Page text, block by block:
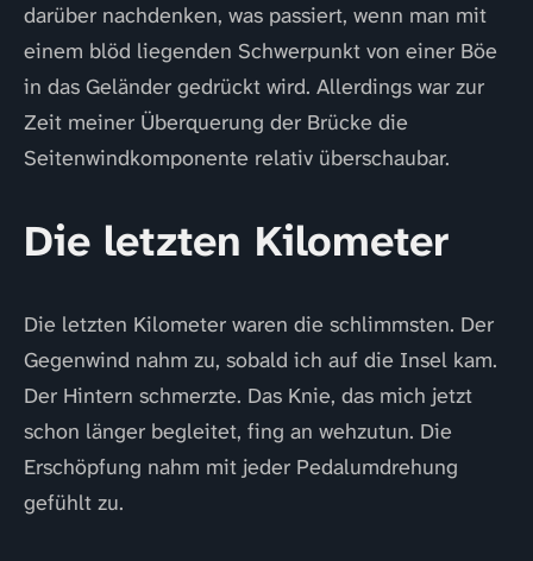
darüber nachdenken, was passiert, wenn man mit
einem blöd liegenden Schwerpunkt von einer Böe
in das Geländer gedrückt wird. Allerdings war zur
Zeit meiner Überquerung der Brücke die
Seitenwindkomponente relativ überschaubar.
Die letzten Kilometer
Die letzten Kilometer waren die schlimmsten. Der
Gegenwind nahm zu, sobald ich auf die Insel kam.
Der Hintern schmerzte. Das Knie, das mich jetzt
schon länger begleitet, fing an wehzutun. Die
Erschöpfung nahm mit jeder Pedalumdrehung
gefühlt zu.